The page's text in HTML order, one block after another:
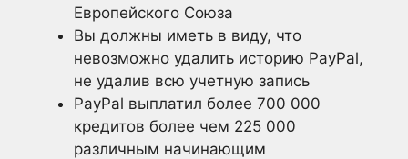
Европейского Союза
Вы должны иметь в виду, что
невозможно удалить историю PayPal,
не удалив всю учетную запись
PayPal выплатил более 700 000
кредитов более чем 225 000
различным начинающим